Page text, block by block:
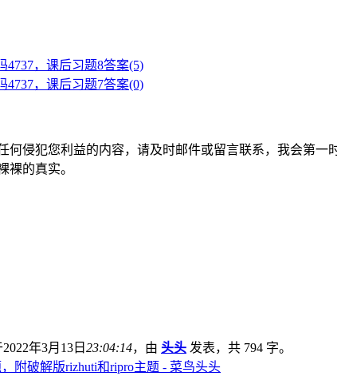
4737，课后习题8答案(5)
4737，课后习题7答案(0)
何侵犯您利益的内容，请及时邮件或留言联系，我会第一
裸的真实。
年3月13日 23:04:14，由 头头 发表，共 794 字。
附破解版rizhuti和ripro主题 - 菜鸟头头